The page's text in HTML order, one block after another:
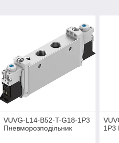
VUVG-L14-B52-T-G18-1P3
Пневморозподільник
1P3